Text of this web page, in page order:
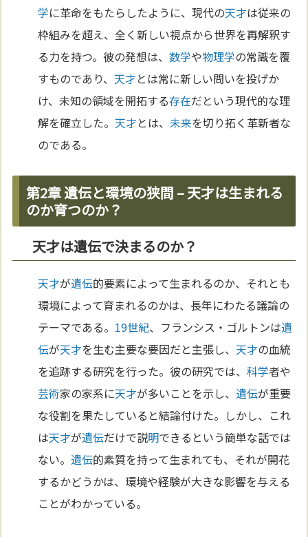
学に革命をもたらしたように、現代の天才は従来の
枠組みを超え、全く新しい視点から世界を再解釈す
る力を持つ。彼の発想は、数学や物理学の常識を覆
すものであり、天才とは常に新しい問いを投げか
け、未知の領域を開拓する存在だという現代的な理
解を確立した。天才とは、未来を切り拓く革新者な
のである。
第2章 遺伝と環境の狭間 – 天才は生まれる
のか育つのか？
天才は遺伝で決まるのか？
天才が遺伝的要素によって生まれるのか、それとも
環境によって育まれるのかは、長年にわたる議論の
テーマである。 19世紀、フランシス・ゴルトンは遺
伝が天才を生む主要な要因だと主張し、天才の血統
を追跡する研究を行った。彼の研究では、科学者や
芸術家の家系に天才が多いことを示し、遺伝が重要
な役割を果たしていると結論付けた。しかし、これ
は天才が遺伝だけで説明できるという簡単な話では
ない。遺伝的素質を持って生まれても、それが開花
するかどうかは、環境や経験が大きな影響を与える
ことがわかっている。